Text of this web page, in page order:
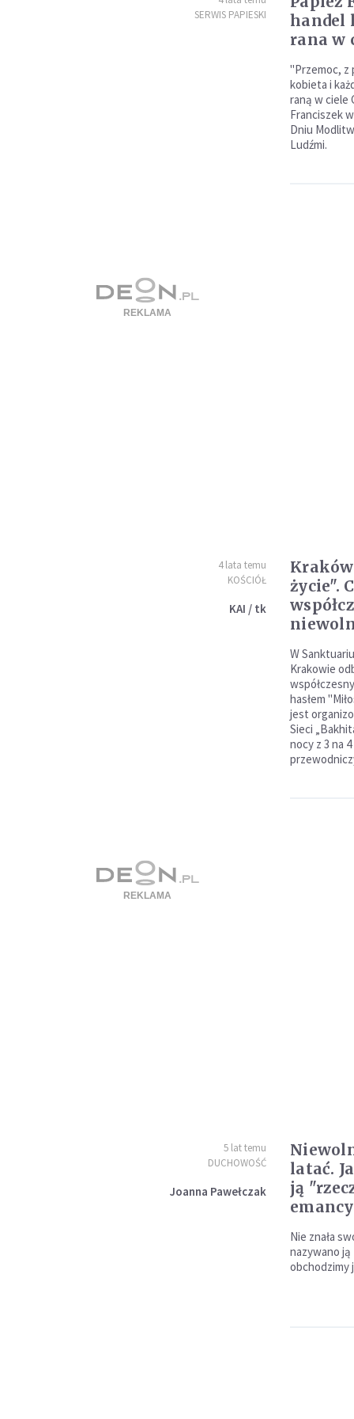
SERWIS PAPIESKI
handel
rana w
"Przemoc, z
kobieta i
raną w ciele
Franciszek
Dniu
Ludźmi.
4 lata temu
KOŚCIÓŁ
KAI / tk
życie".
W
Krakowie
hasłem
jest
Sieci
nocy z 3 na
5 lat temu
DUCHOWOŚĆ
Joanna Pawełczak
latać.
ją
Nie znała
nazywano ją
obchodzimy